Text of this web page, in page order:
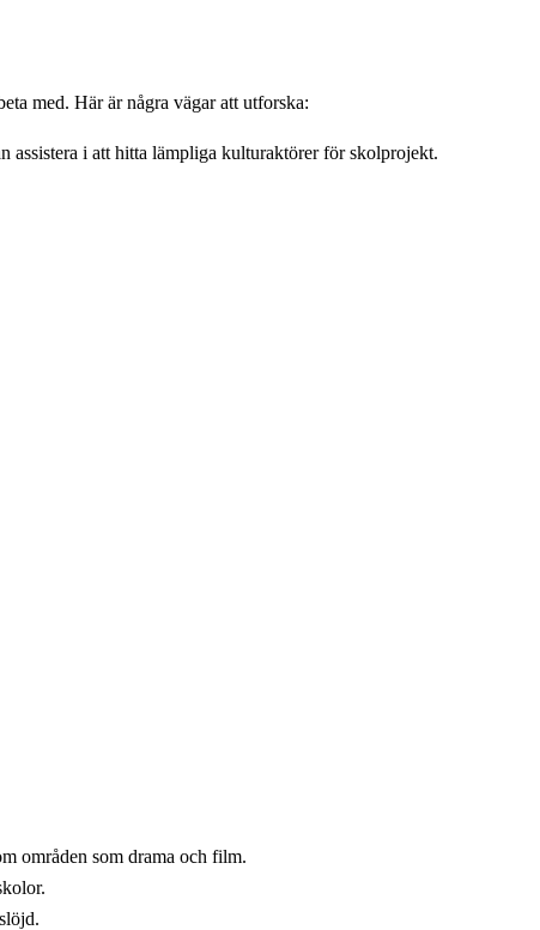
med. Här är några vägar att utforska:
assistera i att hitta lämpliga kulturaktörer för skolprojekt.
områden som drama och film.